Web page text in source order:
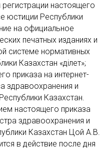
настоящего
юстиции Республики
на официальное
печатных изданиях и
системе нормативных
Казахстан «Әділет»;
приказа на интернет-
здравоохранения и
Казахстан.
настоящего приказа
здравоохранения и
Казахстан Цой А.В.
в действие после дня